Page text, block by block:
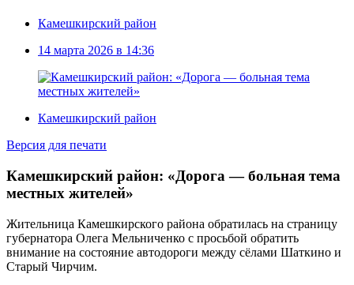
Камешкирский район
14 марта 2026 в 14:36
Камешкирский район
Версия для печати
Камешкирский район: «Дорога — больная тема
местных жителей»
Жительница Камешкирского района обратилась на страницу
губернатора Олега Мельниченко с просьбой обратить
внимание на состояние автодороги между сёлами Шаткино и
Старый Чирчим.